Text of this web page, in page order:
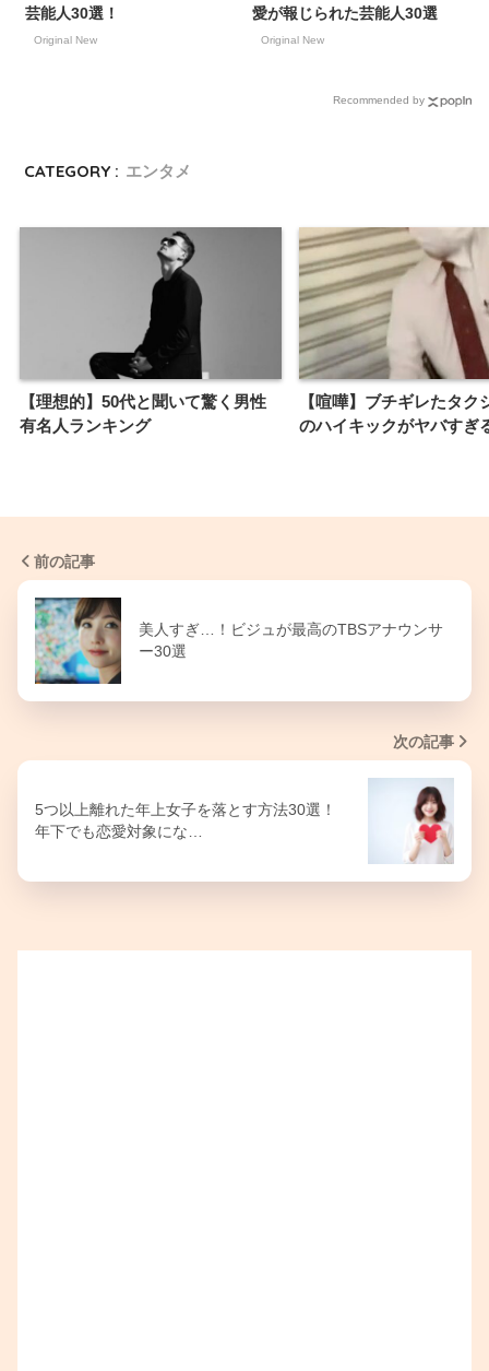
芸能人30選！
Original New
愛が報じられた芸能人30選
Original New
Recommended by
CATEGORY : エンタメ
【理想的】50代と聞いて驚く男性
有名人ランキング
【喧嘩】ブチギレたタク
のハイキックがヤバすぎ
前の記事
美人すぎ…！ビジュが最高のTBSアナウンサ
ー30選
次の記事
5つ以上離れた年上女子を落とす方法30選！
年下でも恋愛対象にな…